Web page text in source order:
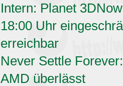
Intern: Planet
18:00 Uhr
erreichbar
Never Settle Forever:
AMD überlässt